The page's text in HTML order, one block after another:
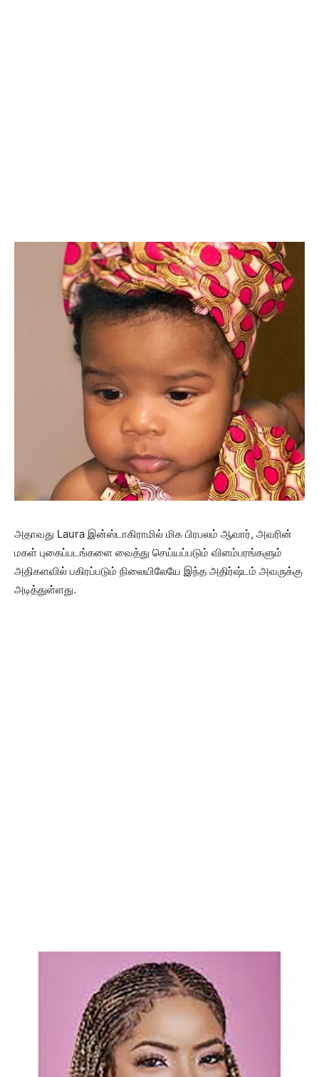
அதாவது Laura இன்ஸ்டாகிராமில் மிக பிரபலம் ஆவார், அவரின்
மகள் புகைப்படங்களை வைத்து செய்யப்படும் விளம்பரங்களும்
அதிகளவில் பகிரப்படும் நிலையிலேயே இந்த அதிர்ஷ்டம் அவருக்கு
அடித்துள்ளது.